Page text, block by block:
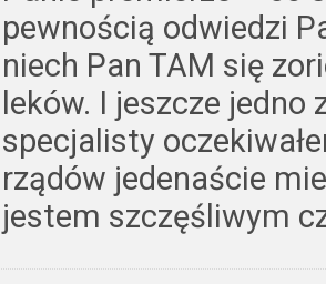
pewnością odwiedzi
niech Pan TAM się
leków. I jeszcze jedno
specjalisty
rządów jedenaście
jestem szczęśliwym